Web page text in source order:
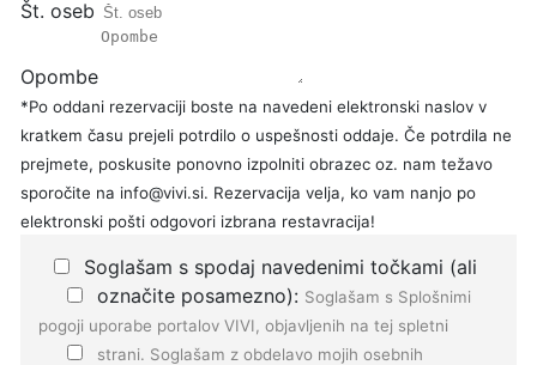
Št. oseb
Opombe
*Po oddani rezervaciji boste na navedeni elektronski naslov v
kratkem času prejeli potrdilo o uspešnosti oddaje. Če potrdila ne
prejmete, poskusite ponovno izpolniti obrazec oz. nam težavo
sporočite na info@vivi.si. Rezervacija velja, ko vam nanjo po
elektronski pošti odgovori izbrana restavracija!
Soglašam s spodaj navedenimi točkami (ali
označite posamezno): Soglašam s Splošnimi
pogoji uporabe portalov VIVI, objavljenih na tej spletni
strani. Soglašam zobdelavo mojih osebnih